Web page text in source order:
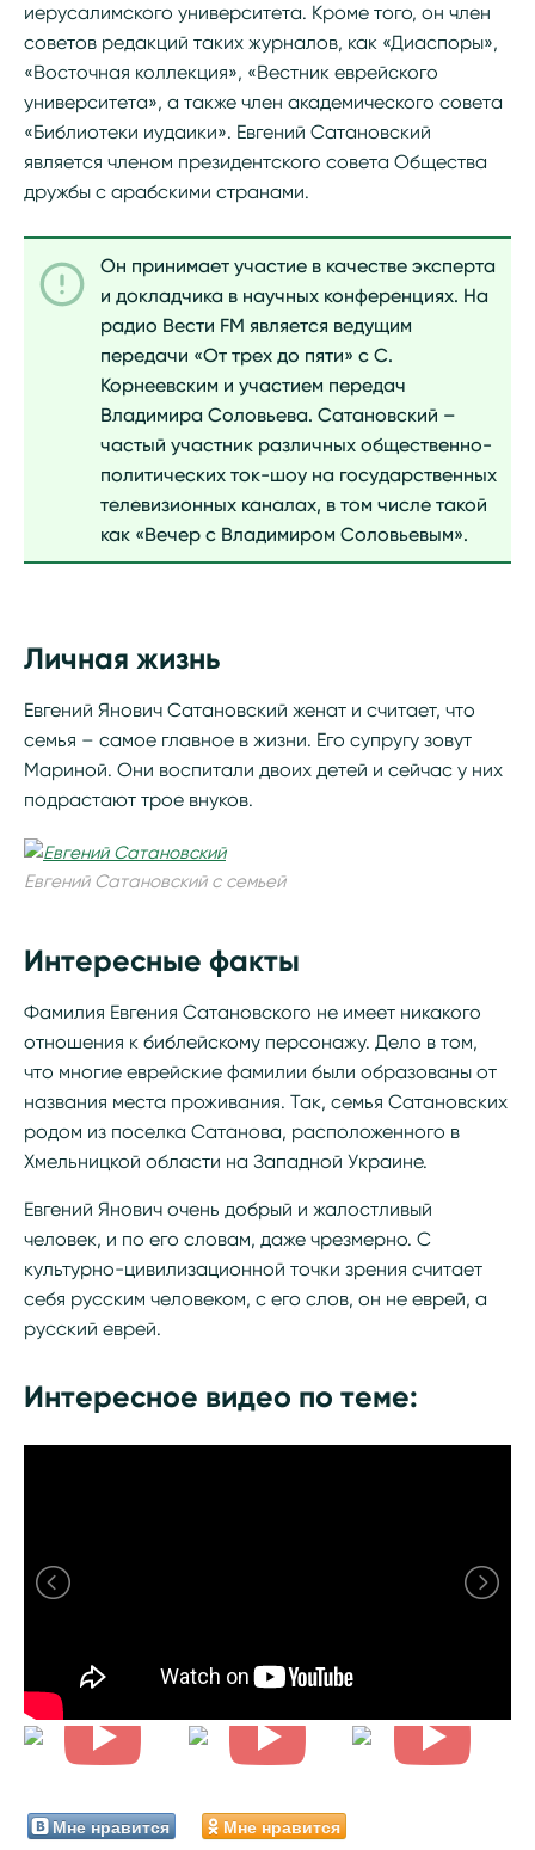
иерусалимского университета. Кроме того, он член
советов редакций таких журналов, как «Диаспоры»,
«Восточная коллекция», «Вестник еврейского
университета», а также член академического совета
«Библиотеки иудаики». Евгений Сатановский
является членом президентского совета Общества
дружбы с арабскими странами.
Он принимает участие в качестве эксперта
и докладчика в научных конференциях. На
радио Вести FM является ведущим
передачи «От трех до пяти» с С.
Корнеевским и участием передач
Владимира Соловьева. Сатановский –
частый участник различных общественно-
политических ток-шоу на государственных
телевизионных каналах, в том числе такой
как «Вечер с Владимиром Соловьевым».
Личная жизнь
Евгений Янович Сатановский женат и считает, что
семья – самое главное в жизни. Его супругу зовут
Мариной. Они воспитали двоих детей и сейчас у них
подрастают трое внуков.
Евгений Сатановский с семьей
Интересные факты
Фамилия Евгения Сатановского не имеет никакого
отношения к библейскому персонажу. Дело в том,
что многие еврейские фамилии были образованы от
названия места проживания. Так, семья Сатановских
родом из поселка Сатанова, расположенного в
Хмельницкой области на Западной Украине.
Евгений Янович очень добрый и жалостливый
человек, и по его словам, даже чрезмерно. С
культурно-цивилизационной точки зрения считает
себя русским человеком, с его слов, он не еврей, а
русский еврей.
Интересное видео по теме:
Мне нравится Мне нравится